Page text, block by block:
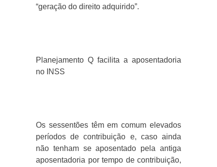
“geração do direito adquirido”.
Planejamento Q facilita a aposentadoria
no INSS
Os sessentões têm em comum elevados
períodos de contribuição e, caso ainda
não tenham se aposentado pela antiga
aposentadoria por tempo de contribuição,